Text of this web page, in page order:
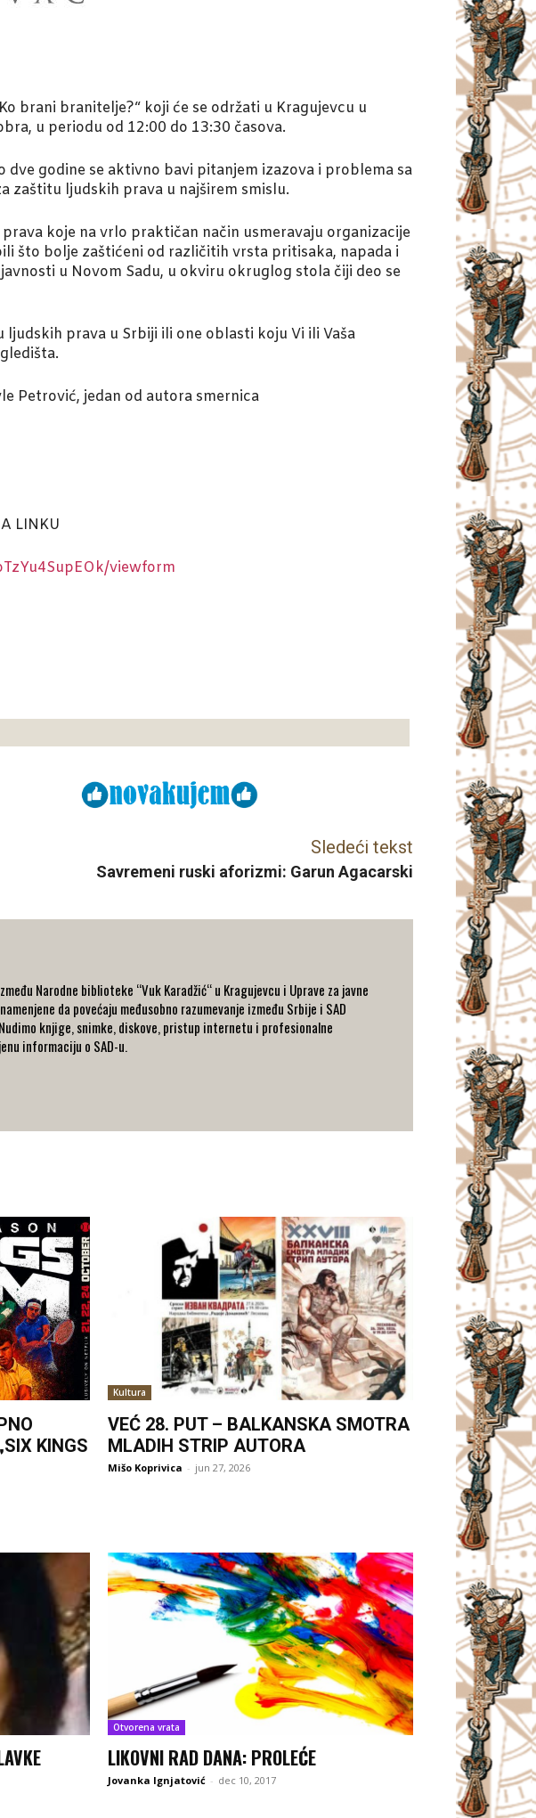
brani branitelje?“ koji će se održati u Kragujevcu u
u periodu od 12:00 do 13:30 časova.
godine se aktivno bavi pitanjem izazova i problema sa
zaštitu ljudskih prava u najširem smislu.
koje na vrlo praktičan način usmeravaju organizacije
što bolje zaštićeni od različitih vrsta pritisaka, napada i
u Novom Sadu, u okviru okruglog stola čiji deo se
prava u Srbiji ili one oblasti koju Vi ili Vaša
Petrović, jedan od autora smernica
LINKU
viewform
Sledeći tekst
Savremeni ruski aforizmi: Garun Agacarski
Narodne biblioteke “Vuk Karadžić“ u Kragujevcu i Uprave za javne
da povećaju međusobno razumevanje između Srbije i SAD
knjige, snimke, diskove, pristup internetu i profesionalne
informaciju o SAD-u.
KINGS
Kultura
VEĆ 28. PUT – BALKANSKA SMOTRA
MLADIH STRIP AUTORA
Mišo Koprivica - jun 27, 2026
Otvorena vrata
LIKOVNI RAD DANA: PROLEĆE
Jovanka Ignjatović - dec 10, 2017